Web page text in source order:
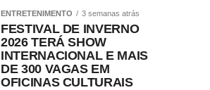
ENTRETENIMENTO 3 semanas atrás
FESTIVAL DE INVERNO
2026 TERÁ SHOW
INTERNACIONAL E MAIS
DE 300 VAGAS EM
OFICINAS CULTURAIS